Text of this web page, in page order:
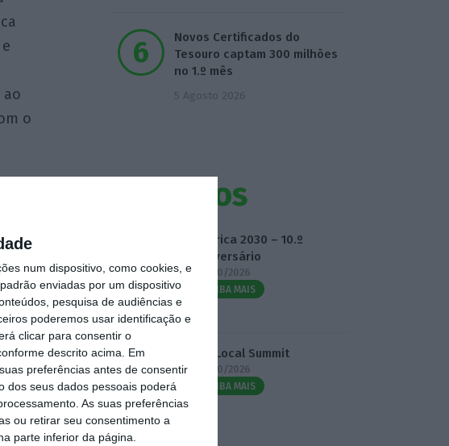
num dispositivo, como cookies, e
enviadas por um dispositivo
pesquisa de audiências e
poderemos usar identificação e
clicar para consentir o
descrito acima. Em
preferências antes de consentir
dos seus dados pessoais poderá
As suas preferências
ou retirar seu consentimento a
parte inferior da página.
ao
o
Novos Certificados do
Tesouro captam 300 milhões
no 1.º mês
5 Agosto 2026
Eventos
Fábrica 2030 – 10.º
Aniversário
14/10/2026
SAIBA MAIS
3.º Local Summit
07/10/2026
SAIBA MAIS